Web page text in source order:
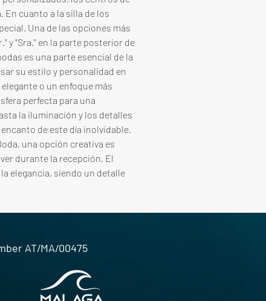
En cuanto a la silla de los
Una de las opciones más
y "Sra." en la parte posterior de
es una parte esencial de la
su estilo y personalidad en
o un enfoque más
perfecta para una
la iluminación y los detalles
de este día inolvidable.
una opción creativa es
durante la recepción. El
elegancia, siendo un detalle
AT/MA/00475